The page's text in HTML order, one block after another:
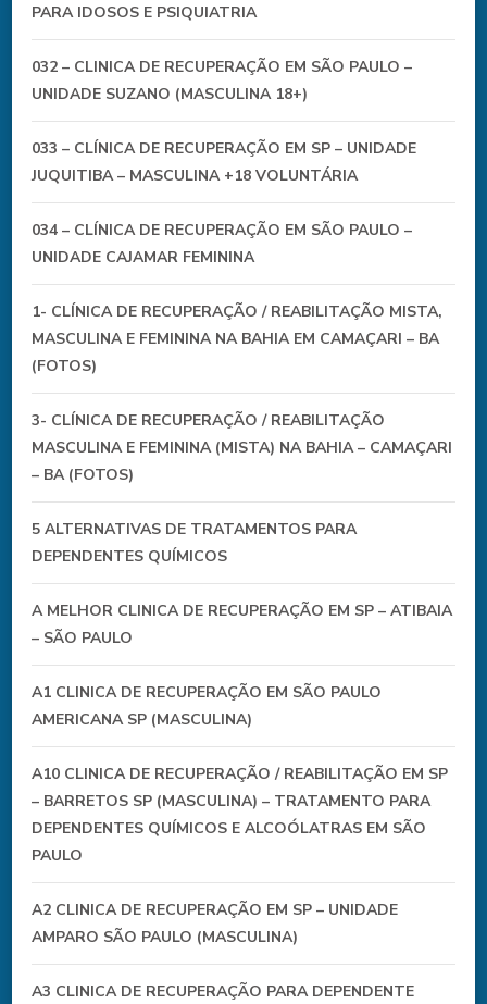
PARA IDOSOS E PSIQUIATRIA
032 – CLINICA DE RECUPERAÇÃO EM SÃO PAULO –
UNIDADE SUZANO (MASCULINA 18+)
033 – CLÍNICA DE RECUPERAÇÃO EM SP – UNIDADE
JUQUITIBA – MASCULINA +18 VOLUNTÁRIA
034 – CLÍNICA DE RECUPERAÇÃO EM SÃO PAULO –
UNIDADE CAJAMAR FEMININA
1- CLÍNICA DE RECUPERAÇÃO / REABILITAÇÃO MISTA,
MASCULINA E FEMININA NA BAHIA EM CAMAÇARI – BA
(FOTOS)
3- CLÍNICA DE RECUPERAÇÃO / REABILITAÇÃO
MASCULINA E FEMININA (MISTA) NA BAHIA – CAMAÇARI
– BA (FOTOS)
5 ALTERNATIVAS DE TRATAMENTOS PARA
DEPENDENTES QUÍMICOS
A MELHOR CLINICA DE RECUPERAÇÃO EM SP – ATIBAIA
– SÃO PAULO
A1 CLINICA DE RECUPERAÇÃO EM SÃO PAULO
AMERICANA SP (MASCULINA)
A10 CLINICA DE RECUPERAÇÃO / REABILITAÇÃO EM SP
– BARRETOS SP (MASCULINA) – TRATAMENTO PARA
DEPENDENTES QUÍMICOS E ALCOÓLATRAS EM SÃO
PAULO
A2 CLINICA DE RECUPERAÇÃO EM SP – UNIDADE
AMPARO SÃO PAULO (MASCULINA)
A3 CLINICA DE RECUPERAÇÃO PARA DEPENDENTE